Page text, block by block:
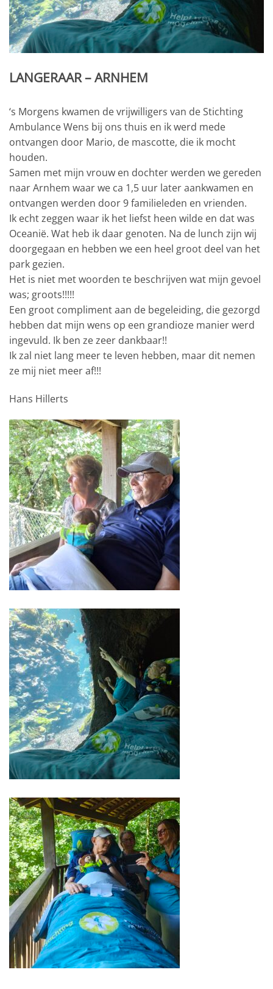
LANGERAAR – ARNHEM
‘s Morgens kwamen de vrijwilligers van de Stichting
Ambulance Wens bij ons thuis en ik werd mede
ontvangen door Mario, de mascotte, die ik mocht
houden.
Samen met mijn vrouw en dochter werden we gereden
naar Arnhem waar we ca 1,5 uur later aankwamen en
ontvangen werden door 9 familieleden en vrienden.
Ik echt zeggen waar ik het liefst heen wilde en dat was
Oceanië. Wat heb ik daar genoten. Na de lunch zijn wij
doorgegaan en hebben we een heel groot deel van het
park gezien.
Het is niet met woorden te beschrijven wat mijn gevoel
was; groots!!!!!
Een groot compliment aan de begeleiding, die gezorgd
hebben dat mijn wens op een grandioze manier werd
ingevuld. Ik ben ze zeer dankbaar!!
Ik zal niet lang meer te leven hebben, maar dit nemen
ze mij niet meer af!!!
Hans Hillerts